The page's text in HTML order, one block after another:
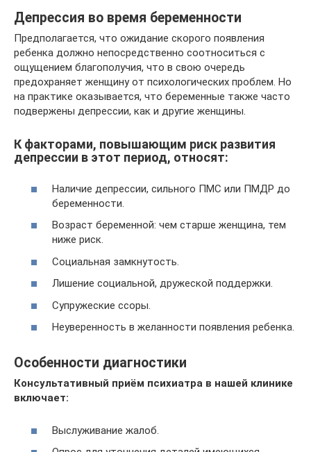
Депрессия во время беременности
Предполагается, что ожидание скорого появления
ребенка должно непосредственно соотноситься с
ощущением благополучия, что в свою очередь
предохраняет женщину от психологических проблем. Но
на практике оказывается, что беременные также часто
подвержены депрессии, как и другие женщины.
К факторами, повышающим риск развития
депрессии в этот период, относят:
Наличие депрессии, сильного ПМС или ПМДР до
беременности.
Возраст беременной: чем старше женщина, тем
ниже риск.
Социальная замкнутость.
Лишение социальной, дружеской поддержки.
Супружеские ссоры.
Неуверенность в желанности появления ребенка.
Особенности диагностики
Консультативный приём психиатра в нашей клинике
включает:
Выслуживание жалоб.